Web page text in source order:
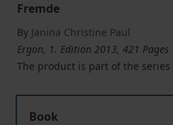
Fremde
By Janina Christine Paul
Ergon, 1. Edition 2013, 421 Pages
The product is part of the series
Book